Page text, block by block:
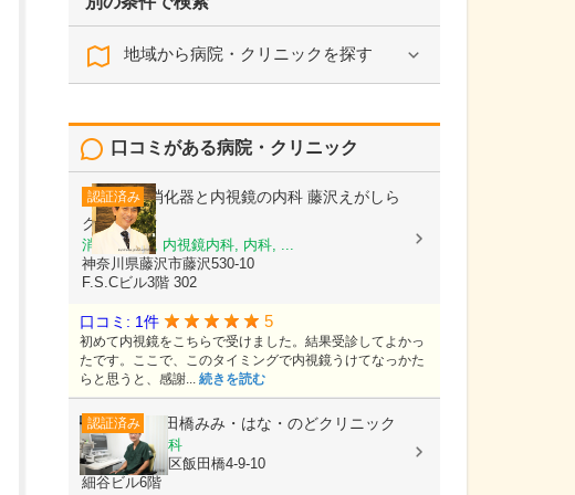
地域から病院・クリニックを探す
口コミがある病院・クリニック
認証済み 消化器と内視鏡の内科 藤沢えがしら
クリニック
消化器内科, 内視鏡内科, 内科, ...
神奈川県藤沢市藤沢530-10
F.S.Cビル3階 302
口コミ: 1件 5
初めて内視鏡をこちらで受けました。結果受診してよかっ
たです。ここで、このタイミングで内視鏡うけてなっかた
らと思うと、感謝... 続きを読む
認証済み 飯田橋みみ・はな・のどクリニック
耳鼻いんこう科
東京都千代田区飯田橋4-9-10
細谷ビル6階